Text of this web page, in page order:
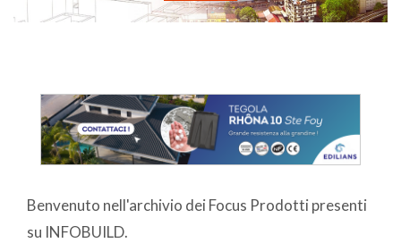
Benvenuto nell'archivio dei Focus Prodotti presenti
su INFOBUILD.